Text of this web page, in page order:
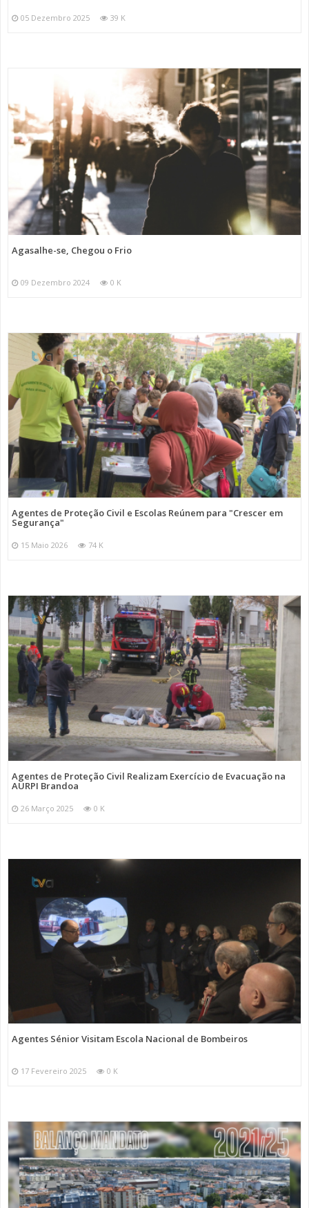
05 Dezembro 2025 39 K
Agasalhe-se, Chegou o Frio
09 Dezembro 2024 0 K
Agentes de Proteção Civil e Escolas Reúnem para "Crescer em
Segurança"
15 Maio 2026 74 K
Agentes de Proteção Civil Realizam Exercício de Evacuação na
AURPI Brandoa
26 Março 2025 0 K
Agentes Sénior Visitam Escola Nacional de Bombeiros
17 Fevereiro 2025 0 K